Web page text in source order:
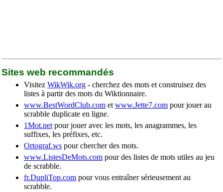
Sites web recommandés
Visitez WikWik.org - cherchez des mots et construisez des
listes à partir des mots du Wiktionnaire.
www.BestWordClub.com et www.Jette7.com pour jouer au
scrabble duplicate en ligne.
1Mot.net pour jouer avec les mots, les anagrammes, les
suffixes, les préfixes, etc.
Ortograf.ws pour chercher des mots.
www.ListesDeMots.com pour des listes de mots utiles au jeu
de scrabble.
fr.DupliTop.com pour vous entraîner sérieusement au
scrabble.